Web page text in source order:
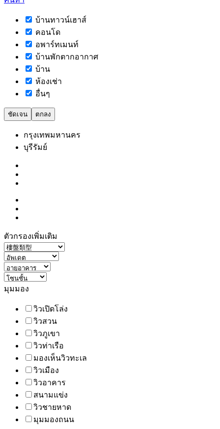
บ้านทาวน์เฮาส์
คอนโด
อพาร์ทเมนท์
บ้านพักตากอากาศ
บ้าน
ห้องเช่า
อื่นๆ
ชัดเจน ตกลง
กรุงเทพมหานคร
บุรีรัมย์
ตัวกรองเพิ่มเติม
มุมมอง
วิวเปิดโล่ง
วิวสวน
วิวภูเขา
วิวท่าเรือ
มองเห็นวิวทะเล
วิวเมือง
วิวอาคาร
สนามแข่ง
วิวชายหาด
มุมมองถนน